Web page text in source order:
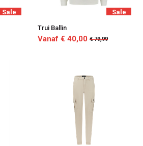
Sale Sale
Trui Ballin
Vanaf € 40,00 € 79,99